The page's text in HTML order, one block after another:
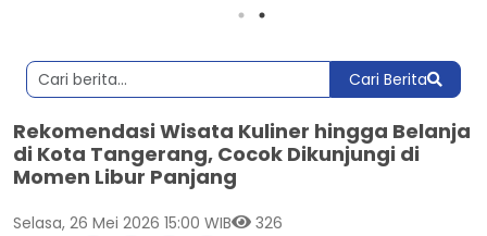
Cari Berita
Rekomendasi Wisata Kuliner hingga Belanja
di Kota Tangerang, Cocok Dikunjungi di
Momen Libur Panjang
Selasa, 26 Mei 2026 15:00 WIB 326